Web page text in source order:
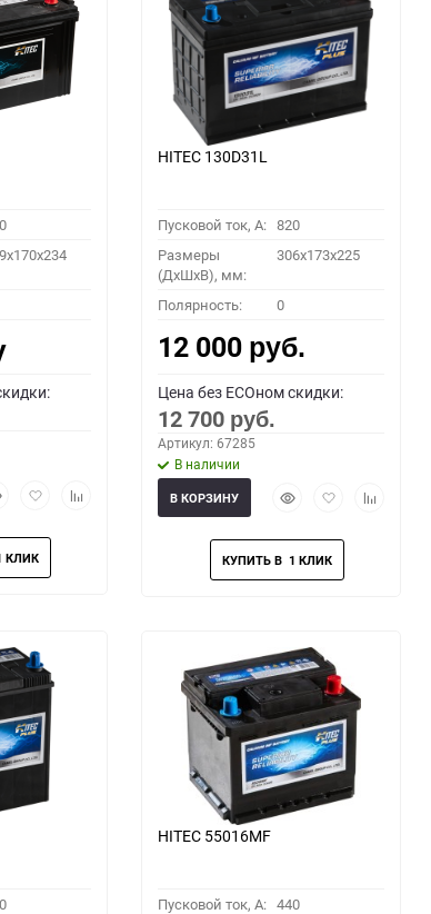
Добавить
избранное
Добавить
HITEC 130D31L
Пусковой ток, A: 820
Размеры
(ДхШхВ), мм:
306x173x225
Полярность: 0
12 000 руб.
Цена без ECOном скидки:
12 700 руб.
Артикул: 67285
В наличии
БыстрыйДобавить
избранное
Добавить
В КОРЗИНУ
HITEC 55016MF
Пусковой ток, A: 440